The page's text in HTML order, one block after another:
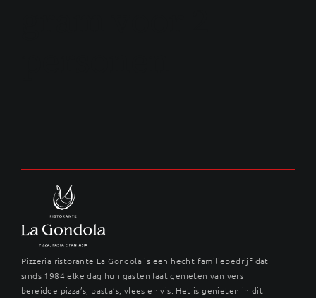
Pizzeria ristorante La Gondola is een hecht familiebedrijf dat
sinds 1984 elke dag hun gasten laat genieten van vers
bereidde pizza’s, pasta’s, vlees en vis. Het is genieten in dit